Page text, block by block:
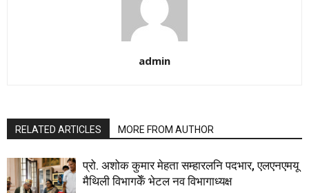
admin
RELATED ARTICLES MORE FROM AUTHOR
प्रो. अशोक कुमार मेहता सम्हारलनि पदभार, एलएनएमयू
मैथिली विभागकेँ भेटल नव विभागाध्यक्ष